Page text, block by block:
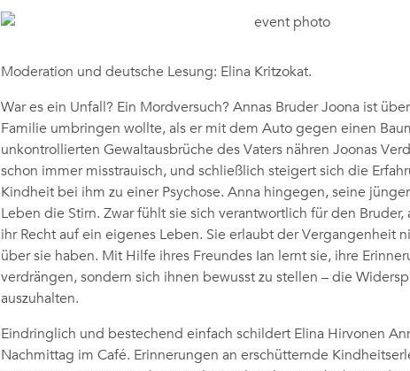
Moderation und deutsche Lesung: Elina Kritzokat.
War es ein Unfall? Ein Mordversuch? Annas Bruder Joona ist
Familie umbringen wollte, als er mit dem Auto gegen einen
unkontrollierten Gewaltausbrüche des Vaters nähren Joonas
schon immer misstrauisch, und schließlich steigert sich die
Kindheit bei ihm zu einer Psychose. Anna hingegen, seine
Leben die Stirn. Zwar fühlt sie sich verantwortlich für den
ihr Recht auf ein eigenes Leben. Sie erlaubt der Vergangenheit
über sie haben. Mit Hilfe ihres Freundes Ian lernt sie, ihre
verdrängen, sondern sich ihnen bewusst zu stellen – die
auszuhalten.
Eindringlich und bestechend einfach schildert Elina Hirvonen
Nachmittag im Café. Erinnerungen an erschütternde